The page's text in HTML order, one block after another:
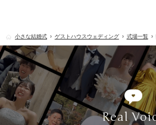
小さな結婚式 ゲストハウスウェディング 式場一覧
Real